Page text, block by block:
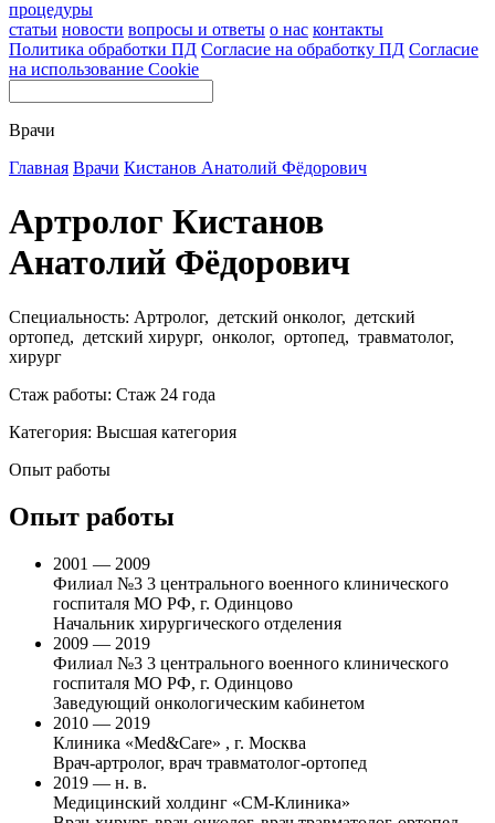
процедуры
статьи новости вопросы и ответы о нас контакты
Политика обработки ПД Согласие на обработку ПД Согласие
на использование Cookie
Врачи
Главная Врачи Кистанов Анатолий Фёдорович
Артролог Кистанов
Анатолий Фёдорович
Специальность: Артролог, детский онколог, детский
ортопед, детский хирург, онколог, ортопед, травматолог,
хирург
Стаж работы: Стаж 24 года
Категория: Высшая категория
Опыт работы
Опыт работы
2001 — 2009
Филиал №3 3 центрального военного клинического
госпиталя МО РФ, г. Одинцово
Начальник хирургического отделения
2009 — 2019
Филиал №3 3 центрального военного клинического
госпиталя МО РФ, г. Одинцово
Заведующий онкологическим кабинетом
2010 — 2019
Клиника «Med&Care» , г. Москва
Врач-артролог, врач травматолог-ортопед
2019 — н. в.
Медицинский холдинг «СМ-Клиника»